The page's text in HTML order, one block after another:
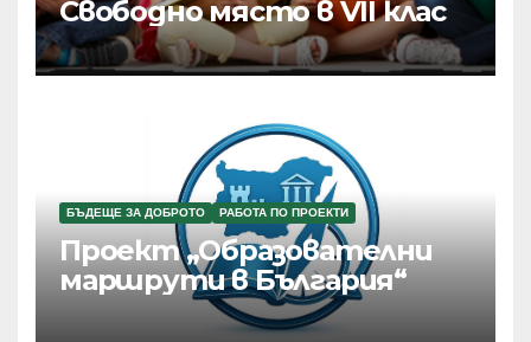
Свободно място в VII клас
БЪДЕЩЕ ЗА ДОБРОТО РАБОТА ПО ПРОЕКТИ
Проект „Образователни
маршрути в България“